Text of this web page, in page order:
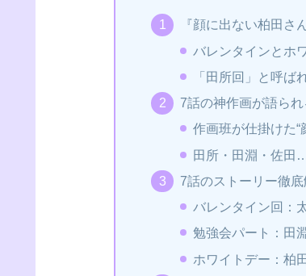
『顔に出ない柏田
バレンタインとホ
「田所回」と呼
7話の神作画が語ら
作画班が仕掛けた
田所・田淵・佐田
7話のストーリー徹
バレンタイン回：
勉強会パート：田
ホワイトデー：柏